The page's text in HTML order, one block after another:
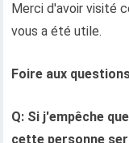
Merci d'avoir visité
vous a été utile.
Foire aux
Q: Si j'empêche
cette personne